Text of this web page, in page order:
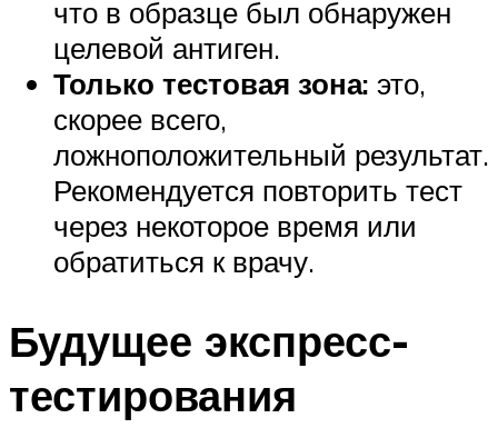
что в образце был обнаружен
целевой антиген.
Только тестовая зона: это,
скорее всего,
ложноположительный результат.
Рекомендуется повторить тест
через некоторое время или
обратиться к врачу.
Будущее экспресс-
тестирования